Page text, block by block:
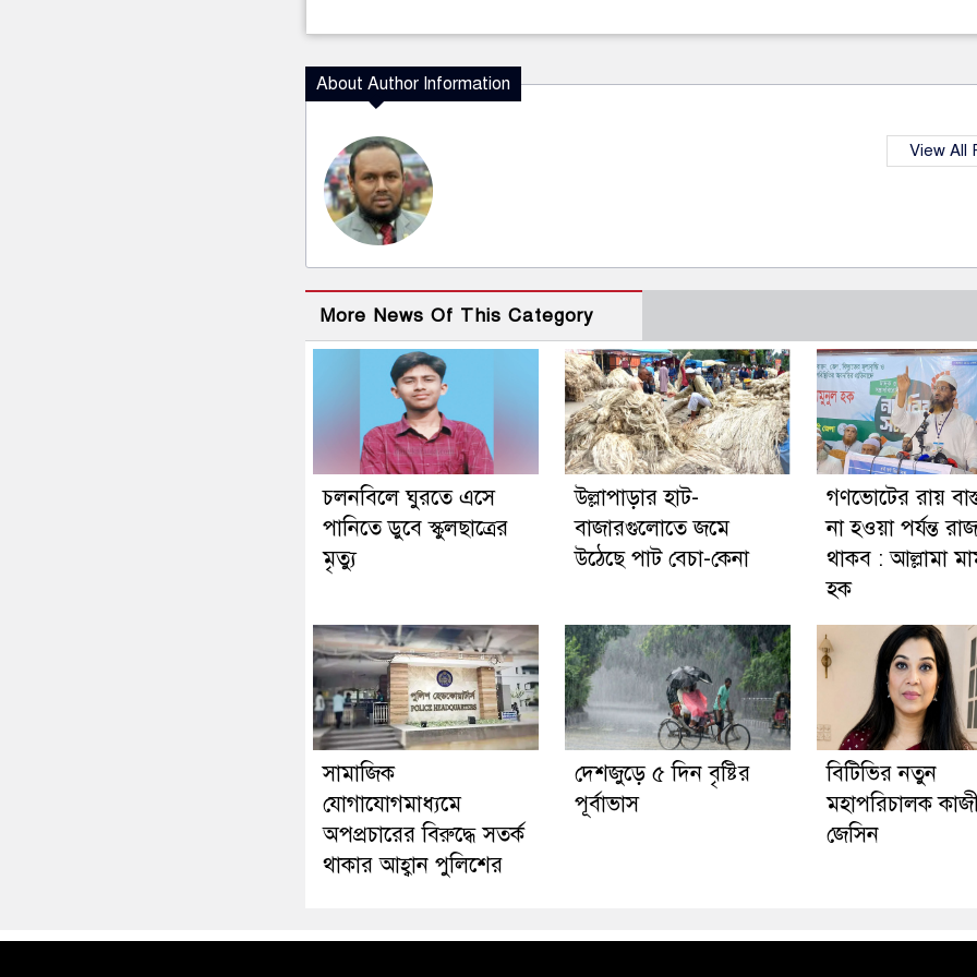
About Author Information
View All
More News Of This Category
চলনবিলে ঘুরতে এসে
পানিতে ডুবে স্কুলছাত্রের
মৃত্যু
উল্লাপাড়ার হাট-
বাজারগুলোতে জমে
উঠেছে পাট বেচা-কেনা
গণভোটের রায়
না হওয়া পর্যন্ত
থাকব : আল্লামা
হক
সামাজিক
যোগাযোগমাধ্যমে
অপপ্রচারের বিরুদ্ধে সতর্ক
থাকার আহ্বান পুলিশের
দেশজুড়ে ৫ দিন বৃষ্টির
পূর্বাভাস
বিটিভির নতুন
মহাপরিচালক
জেসিন